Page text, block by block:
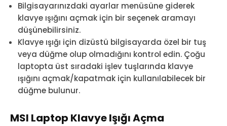
Bilgisayarınızdaki ayarlar menüsüne giderek
klavye ışığını açmak için bir seçenek aramayı
düşünebilirsiniz.
Klavye ışığı için dizüstü bilgisayarda özel bir tuş
veya düğme olup olmadığını kontrol edin. Çoğu
laptopta üst sıradaki işlev tuşlarında klavye
ışığını açmak/kapatmak için kullanılabilecek bir
düğme bulunur.
MSI Laptop Klavye Işığı Açma